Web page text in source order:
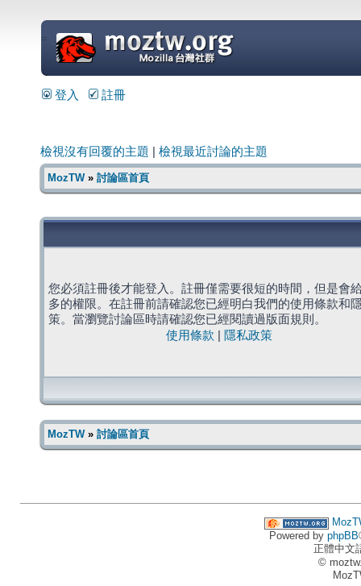
=
登入 註冊
檢視沒有回覆的主題 檢視最近討論的主題
MozTW» 討論區首頁
您必須註冊後才能登入。註冊僅需要很短的時間，但是會
多的權限。在註冊前請確認您已經明白我們的使用條款和
策。當瀏覽討論區時請確認您已經閱讀過版面規則。
使用條款
隱私政策
MozTW» 討論區首頁
Powered by phpBB
正體中文
©